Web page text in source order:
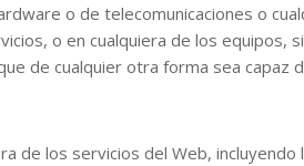
o de telecomunicaciones o
o en cualquiera de los equipos,
de cualquier otra forma sea capaz
de los servicios del Web, incluyendo